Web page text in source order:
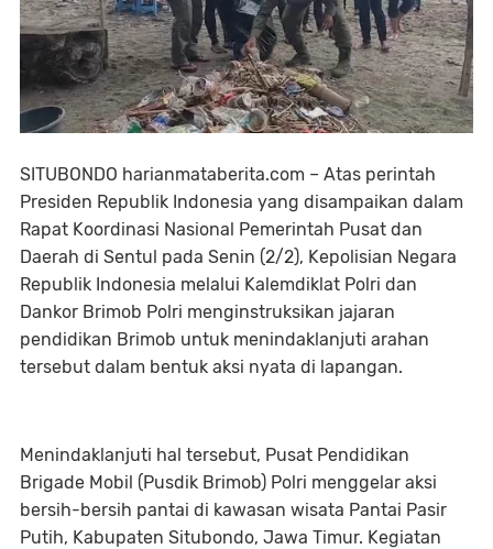
SITUBONDO harianmataberita.com – Atas perintah
Presiden Republik Indonesia yang disampaikan dalam
Rapat Koordinasi Nasional Pemerintah Pusat dan
Daerah di Sentul pada Senin (2/2), Kepolisian Negara
Republik Indonesia melalui Kalemdiklat Polri dan
Dankor Brimob Polri menginstruksikan jajaran
pendidikan Brimob untuk menindaklanjuti arahan
tersebut dalam bentuk aksi nyata di lapangan.
Menindaklanjuti hal tersebut, Pusat Pendidikan
Brigade Mobil (Pusdik Brimob) Polri menggelar aksi
bersih-bersih pantai di kawasan wisata Pantai Pasir
Putih, Kabupaten Situbondo, Jawa Timur. Kegiatan